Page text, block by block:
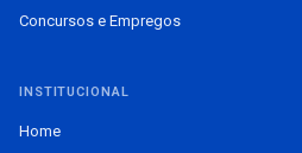
Concursos e Empregos
INSTITUCIONAL
Home